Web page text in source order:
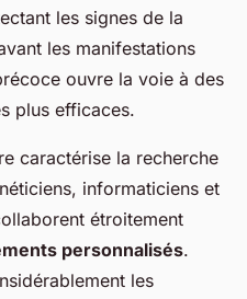
les signes de la
les manifestations
ouvre la voie à des
plus efficaces.
caractérise la recherche
informaticiens et
étroitement
personnalisés.
les